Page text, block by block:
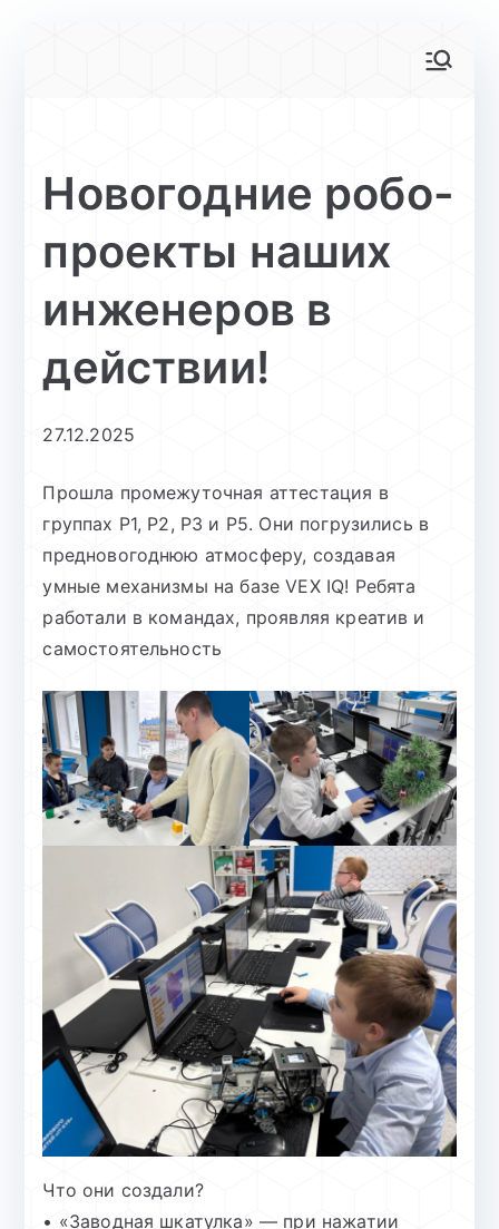
Новогодние робо-
проекты наших
инженеров в
действии!
27.12.2025
Прошла промежуточная аттестация в
группах Р1, Р2, Р3 и Р5. Они погрузились в
предновогоднюю атмосферу, создавая
умные механизмы на базе VEX IQ! Ребята
работали в командах, проявляя креатив и
самостоятельность
Что они создали?
• «Заводная шкатулка» — при нажатии